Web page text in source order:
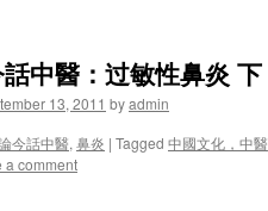
中醫：过敏性鼻炎 下
13, 2011 byadmin
今話中醫, 鼻炎 | Tagged 中國文化，中醫
a comment